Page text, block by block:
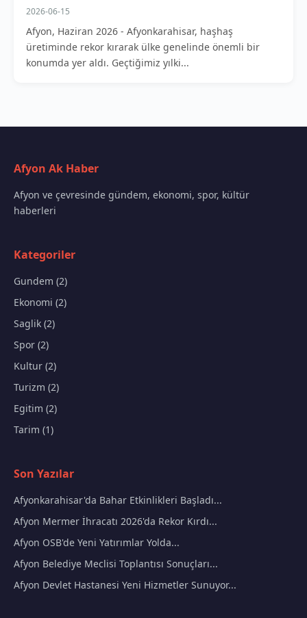
2026-06-15
Afyon, Haziran 2026 - Afyonkarahisar, haşhaş
üretiminde rekor kırarak ülke genelinde önemli bir
konumda yer aldı. Geçtiğimiz yılki...
Afyon Ak Haber
Afyon ve çevresinde gündem, ekonomi, spor, kültür
haberleri
Kategoriler
Gundem (2)
Ekonomi (2)
Saglik (2)
Spor (2)
Kultur (2)
Turizm (2)
Egitim (2)
Tarim (1)
Son Yazılar
Afyonkarahisar'da Bahar Etkinlikleri Başladı...
Afyon Mermer İhracatı 2026'da Rekor Kırdı...
Afyon OSB'de Yeni Yatırımlar Yolda...
Afyon Belediye Meclisi Toplantısı Sonuçları...
Afyon Devlet Hastanesi Yeni Hizmetler Sunuyor...